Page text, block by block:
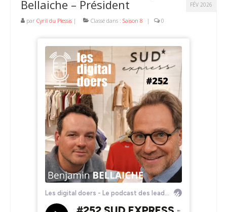
FÉV 2026
Bellaiche – Président
par Cyril du Plessis | Classé dans : Saison 8 | 0